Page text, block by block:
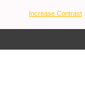
Increase Contrast